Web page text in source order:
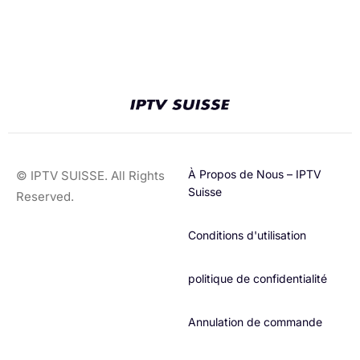
© IPTV SUISSE. All Rights
Reserved.
À Propos de Nous – IPTV
Suisse
Conditions d'utilisation​
politique de confidentialité
Annulation de commande